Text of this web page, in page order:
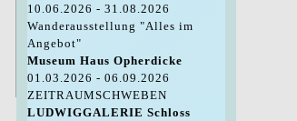
10.06.2026 - 31.08.2026
Wanderausstellung "Alles im
Angebot"
Museum Haus Opherdicke
01.03.2026 - 06.09.2026
ZEITRAUMSCHWEBEN
LUDWIGGALERIE Schloss